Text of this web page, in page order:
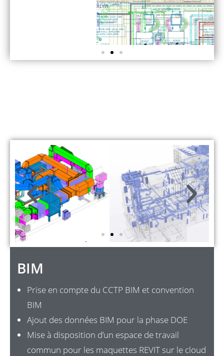
BIM
Prise en compte du CCTP BIM et convention
BIM
Ajout des données BIM pour la phase DOE
Mise à disposition d’un espace de travail
commun pour les maquettes REVIT sur le cloud